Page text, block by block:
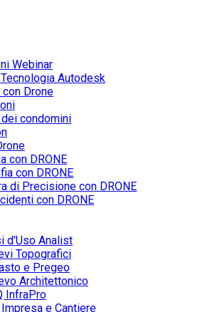
Webinar
Autodesk
Drone
condomini
con DRONE
con DRONE
di Precisione con DRONE
con DRONE
d’Uso Analist
Topografici
e Pregeo
Architettonico
InfraPro
e Cantiere